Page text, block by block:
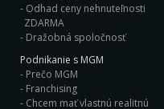
Odhad ceny nehnuteľnosti
ZDARMA
Dražobná spoločnosť
Podnikanie s MGM
Prečo MGM
Franchising
Chcem mať vlastnú realitnú